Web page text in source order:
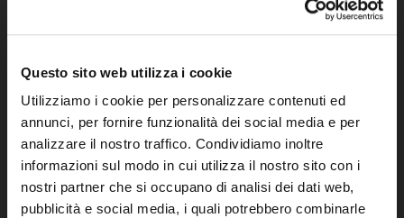
Questo sito web utilizza i cookie
Utilizziamo i cookie per personalizzare contenuti ed
annunci, per fornire funzionalità dei social media e per
analizzare il nostro traffico. Condividiamo inoltre
informazioni sul modo in cui utilizza il nostro sito con i
nostri partner che si occupano di analisi dei dati web,
pubblicità e social media, i quali potrebbero combinarle